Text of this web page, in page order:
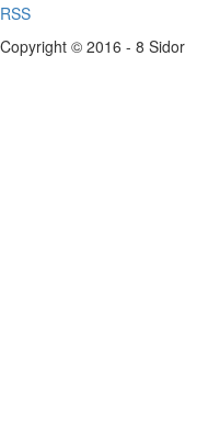
RSS
Copyright © 2016 - 8 Sidor